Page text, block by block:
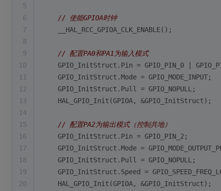
5
6
// 使能GPIOA时钟
7
    __HAL_RCC_GPIOA_CLK_ENABLE();
8
9
// 配置PA0和PA1为输入模式
10
GPIO_InitStruct.Pin = GPIO_PIN_0 |
11
    GPIO_InitStruct.Mode = GPIO_MODE_INPUT;
12
    GPIO_InitStruct.Pull = GPIO_NOPULL;
13
    HAL_GPIO_Init(GPIOA, &GPIO_InitStruct);
14
15
// 配置PA2为输出模式（控制共地）
16
    GPIO_InitStruct.Pin = GPIO_PIN_2;
17
GPIO_InitStruct.Mode =
18
    GPIO_InitStruct.Pull = GPIO_NOPULL;
19
GPIO_InitStruct.Speed =
20
    HAL_GPIO_Init(GPIOA, &GPIO_InitStruct);